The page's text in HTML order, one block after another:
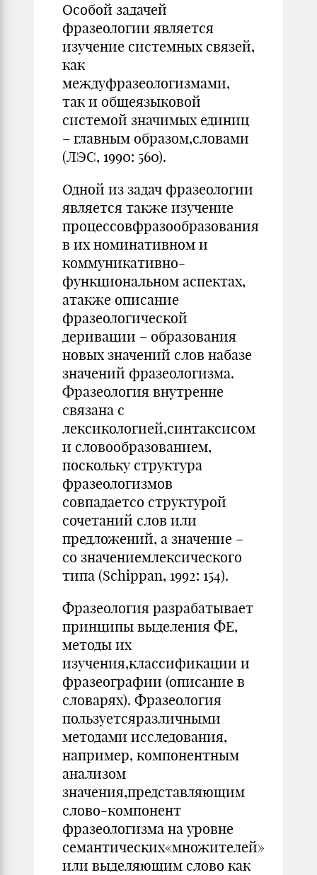
Особой задачей
фразеологии является
изучение системных связей,
как
междуфразеологизмами,
так и общеязыковой
системой значимых единиц
– главным образом,словами
(ЛЭС, 1990: 560).
Одной из задач фразеологии
является также изучение
процессовфразообразования
в их номинативном и
коммуникативно-
функциональном аспектах,
атакже описание
фразеологической
деривации – образования
новых значений слов набазе
значений фразеологизма.
Фразеология внутренне
связана с
лексикологией,синтаксисом
и словообразованием,
поскольку структура
фразеологизмов
совпадаетсо структурой
сочетаний слов или
предложений, а значение –
со значениемлексического
типа (Schippan, 1992: 154).
Фразеология разрабатывает
принципы выделения ФЕ,
методы их
изучения,классификации и
фразеографии (описание в
словарях). Фразеология
пользуетсяразличными
методами исследования,
например, компонентным
анализом
значения,представляющим
слово-компонент
фразеологизма на уровне
семантических«множителей»
или выделяющим слово как